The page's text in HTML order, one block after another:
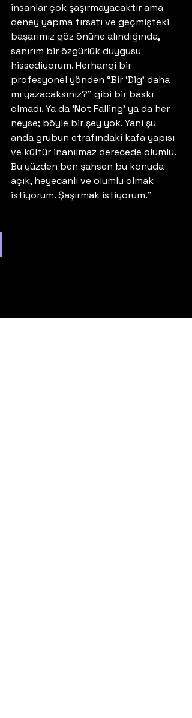
insanlar çok şaşırmayacaktır ama
deney yapma fırsatı ve geçmişteki
başarımız göz önüne alındığında,
sanırım bir özgürlük duygusu
hissediyorum. Herhangi bir
profesyonel yönden “Bir ‘Dig’ daha
mı yazacaksınız?” gibi bir baskı
olmadı. Ya da ‘Not Falling’ ya da her
neyse; böyle bir şey yok. Yani şu
anda grubun etrafındaki kafa yapısı
ve kültür inanılmaz derecede olumlu.
Bu yüzden ben şahsen bu konuda
açık, heyecanlı ve olumlu olmak
istiyorum. Şaşırmak istiyorum.”
View this post on Instagram